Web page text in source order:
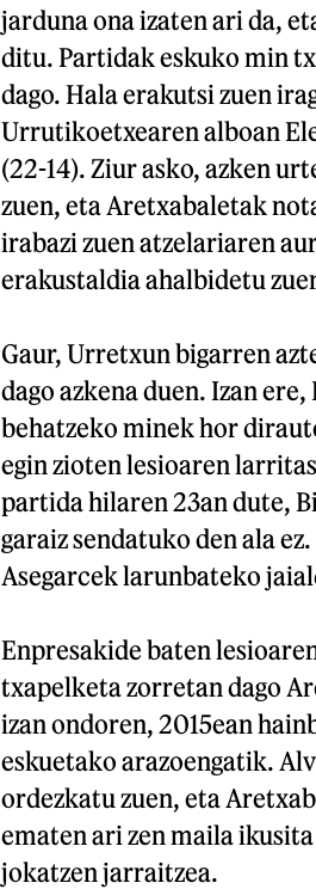
jarduna ona izaten ari da,
ditu. Partidak eskuko min
dago. Hala erakutsi zuen
Urrutikoetxearen alboan
(22-14). Ziur asko, azken
zuen, eta Aretxabaletak
irabazi zuen atzelariaren
erakustaldia ahalbidetu
Gaur, Urretxun bigarren
dago azkena duen. Izan
behatzeko minek hor
egin zioten lesioaren
partida hilaren 23an dute,
garaiz sendatuko den ala
Asegarcek larunbateko
Enpresakide baten
txapelketa zorretan dago
izan ondoren, 2015ean
eskuetako arazoengatik.
ordezkatu zuen, eta
ematen ari zen maila
jokatzen jarraitzea.